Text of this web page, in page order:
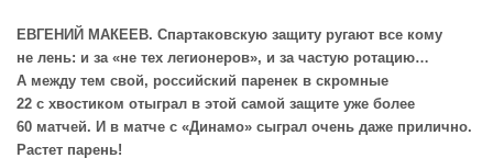
ЕВГЕНИЙ МАКЕЕВ. Спартаковскую защиту ругают все кому
не лень: и за «не тех легионеров», и за частую ротацию…
А между тем свой, российский паренек в скромные
22 с хвостиком отыграл в этой самой защите уже более
60 матчей. И в матче с «Динамо» сыграл очень даже прилично.
Растет парень!